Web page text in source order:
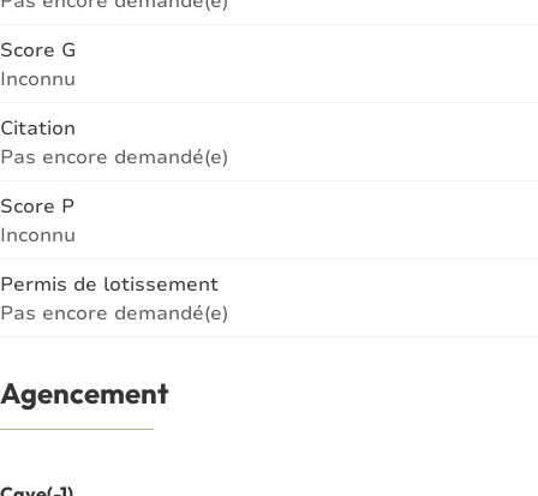
Score G
Inconnu
Citation
Pas encore demandé(e)
Score P
Inconnu
Permis de lotissement
Pas encore demandé(e)
Agencement